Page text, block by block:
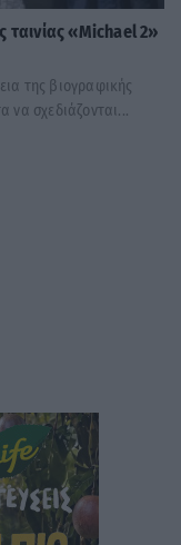
«Michael 2»
της βιογραφικής
να σχεδιάζονται...